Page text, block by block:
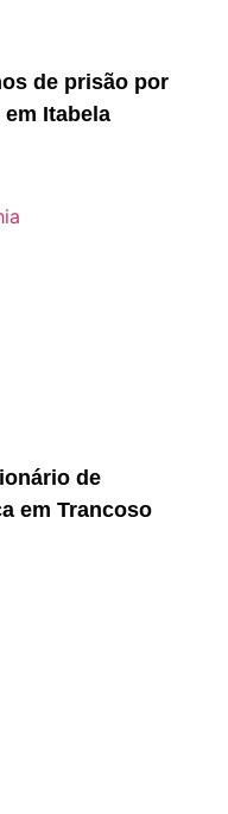
de prisão por
Itabela
de
em Trancoso